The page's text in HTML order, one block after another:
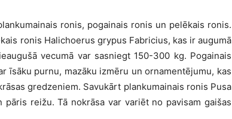
ronis, pogainais ronis un pelēkais ronis.
ronis Halichoerus grypus Fabricius, kas ir augumā
vecumā var sasniegt 150-300 kg. Pogainais
īsāku purnu, mazāku izmēru un ornamentējumu, kas
gredzeniem. Savukārt plankumainais ronis Pusa
reižu. Tā nokrāsa var variēt no pavisam gaišas